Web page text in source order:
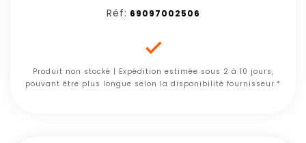
Réf: 69097002506

Produit non stocké | Expédition estimée sous 2 à 10 jours,
pouvant être plus longue selon la disponibilité fournisseur.*